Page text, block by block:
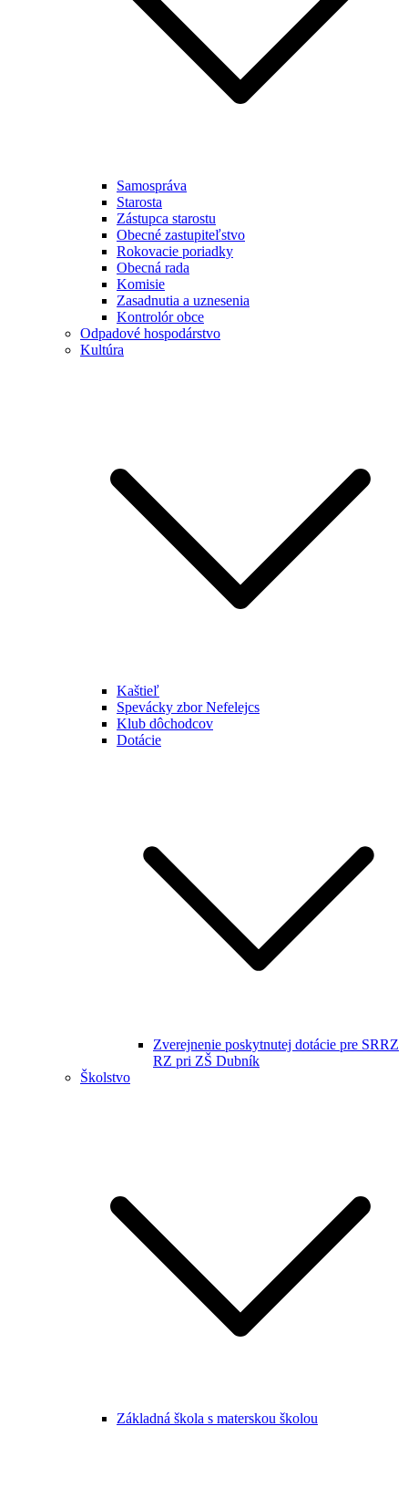
Samospráva
Starosta
Zástupca starostu
Obecné zastupiteľstvo
Rokovacie poriadky
Obecná rada
Komisie
Zasadnutia a uznesenia
Kontrolór obce
Odpadové hospodárstvo
Kultúra
Kaštieľ
Spevácky zbor Nefelejcs
Klub dôchodcov
Dotácie
Zverejnenie poskytnutej dotácie pre SRRZ
RZ pri ZŠ Dubník
Školstvo
Základná škola s materskou školou